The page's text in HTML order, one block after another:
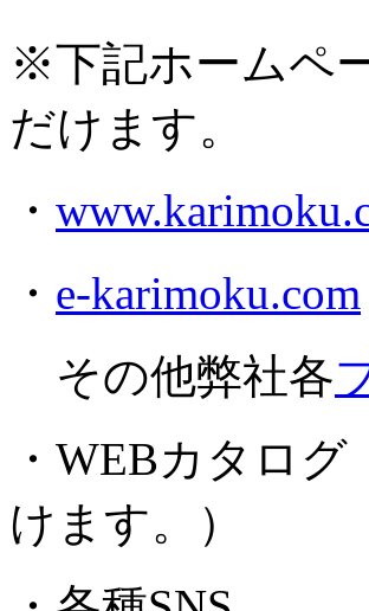
※下記ホームペ
だけます。
・
・ e-karimoku.com
その他弊社各
・WEBカタログ
けます。）